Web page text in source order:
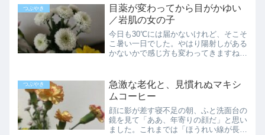
前中はいつもの職場にパートに行ってき
ました。こちらはもう勝手知っ...
つぶやき
目薬が変わってから目がかゆい
／岩肌の女の子
今日も30℃には届かないけれど、そこそ
こ暑い一日でした。やはり陽射しがある
かないかで感じ方も変わってきますね。
れる分しか買物を買わないことが増え、
左肩も少しずつ快癒して...
つぶやき
急激な老化と、見慣れぬマキシ
ムコーヒー
顔に影が差す寝不足の朝、ふと洗面台の
鏡を見て「ああ、年寄りの顔だ」と思い
ました。これまでは「ほうれい線が長く